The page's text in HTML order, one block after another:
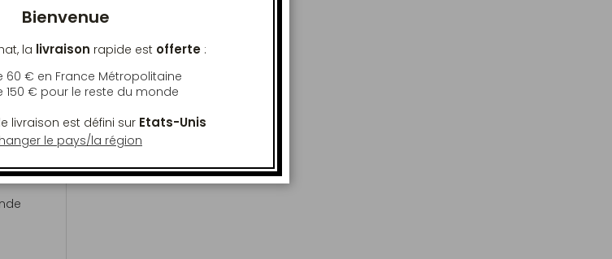
®
Bienvenue
la livraison rapide est offerte:
60 € en France Métropolitaine
150 € pour le reste du monde
livraison est défini sur Etats-Unis
le pays/la région